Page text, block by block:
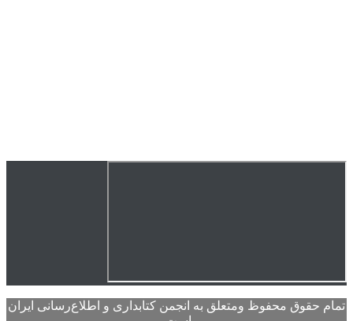
تمام حقوق محفوظ ومتعلق به انجمن کتابداری و اطلاع‌رسانی ایران